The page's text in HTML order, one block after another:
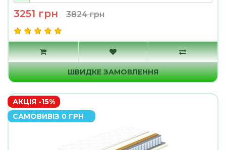
3251 грн 3824 грн
ШВИДКЕ ЗАМОВЛЕННЯ
АКЦІЯ -15%
САМОВИВІЗ 0 ГРН